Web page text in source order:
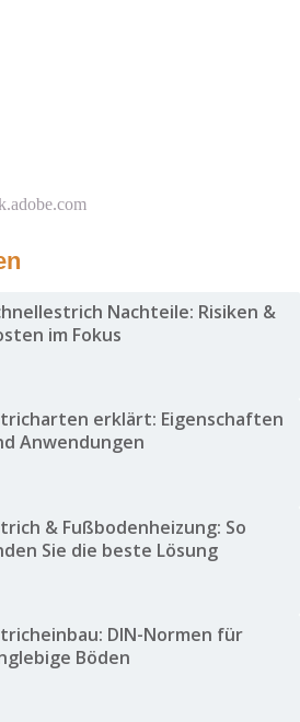
Nachteile: Risiken &
im Fokus
erklärt: Eigenschaften
Anwendungen
& Fußbodenheizung: So
Sie die beste Lösung
DIN-Normen für
Böden